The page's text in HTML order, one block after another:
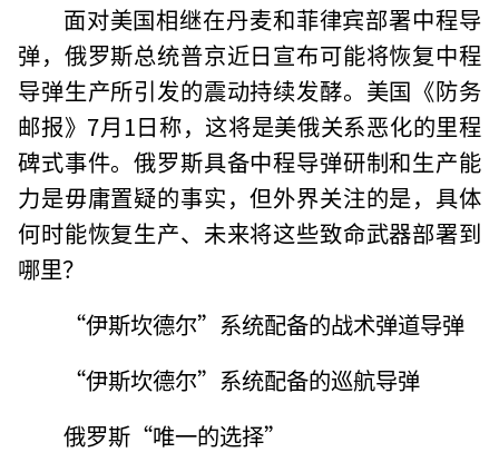
面对美国相继在丹麦和菲律宾部署中程导
弹，俄罗斯总统普京近日宣布可能将恢复中程
导弹生产所引发的震动持续发酵。美国《防务
邮报》7月1日称，这将是美俄关系恶化的里程
碑式事件。俄罗斯具备中程导弹研制和生产能
力是毋庸置疑的事实，但外界关注的是，具体
何时能恢复生产、未来将这些致命武器部署到
哪里？
“伊斯坎德尔”系统配备的战术弹道导弹
“伊斯坎德尔”系统配备的巡航导弹
俄罗斯“唯一的选择”